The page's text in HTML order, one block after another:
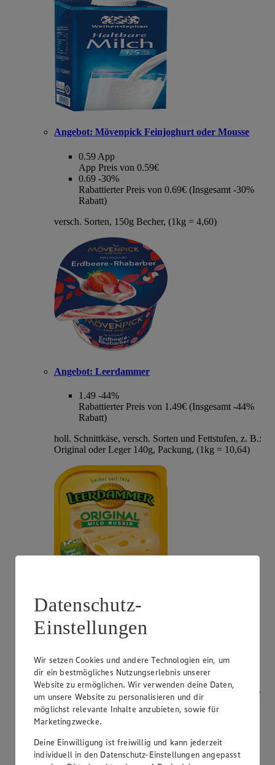
Angebot: Mövenpick Feinjoghurt oder Mousse
0.59 App
App Preis von 0.59€
0.69 -30%
Rabattierter Preis von 0.69€ (Insgesamt -30%
Rabatt)
versch. Sorten, 150g Becher, (1kg = 4,60)
Angebot: Leerdammer
1.49 -44%
Rabattierter Preis von 1.49€ (Insgesamt -44%
Rabatt)
holl. Schnittkäse, versch. Sorten und Fettstufen, z. B.:
Original oder Leger 140g, Packung, (1kg = 10,64)
Angebot: Bresso
0.99 App
App Preis von 0.99€
Rabattierter Preis von 1.11€ (Insgesamt -53%
Rabatt)
Frischkäsezubereitung, versch. Sorten und Fettstufen,
120/150g Packung/Becher, (1kg = 9,25/7,40)
Datenschutz-
Einstellungen
Wir setzen Cookies und andere Technologien ein, um
dir ein bestmögliches Nutzungserlebnis unserer
Website zu ermöglichen. Wir verwenden deine Daten,
um unsere Website zu personalisieren und dir
möglichst relevante Inhalte anzubieten, sowie für
Marketingzwecke.
Deine Einwilligung ist freiwillig und kann jederzeit
individuell in den Datenschutz-Einstellungen angepasst